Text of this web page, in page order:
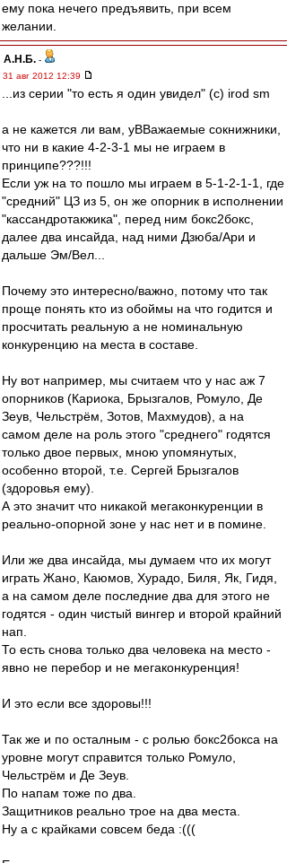
ему пока нечего предъявить, при всем
желании.
А.Н.Б. -
31 авг 2012 12:39
...из серии "то есть я один увидел" (с) irod sm
а не кажется ли вам, уВВажаемые сокнижники,
что ни в какие 4-2-3-1 мы не играем в
принципе???!!!
Если уж на то пошло мы играем в 5-1-2-1-1, где
"средний" ЦЗ из 5, он же опорник в исполнении
"кассандротакжика", перед ним бокс2бокс,
далее два инсайда, над ними Дзюба/Ари и
дальше Эм/Вел...
Почему это интересно/важно, потому что так
проще понять кто из обоймы на что годится и
просчитать реальную а не номинальную
конкуренцию на места в составе.
Ну вот например, мы считаем что у нас аж 7
опорников (Кариока, Брызгалов, Ромуло, Де
Зеув, Чельстрём, Зотов, Махмудов), а на
самом деле на роль этого "среднего" годятся
только двое первых, мною упомянутых,
особенно второй, т.е. Сергей Брызгалов
(здоровья ему).
А это значит что никакой мегаконкуренции в
реально-опорной зоне у нас нет и в помине.
Или же два инсайда, мы думаем что их могут
играть Жано, Каюмов, Хурадо, Биля, Як, Гидя,
а на самом деле последние два для этого не
годятся - один чистый вингер и второй крайний
нап.
То есть снова только два человека на место -
явно не перебор и не мегаконкуренция!
И это если все здоровы!!!
Так же и по осталным - с ролью бокс2бокса на
уровне могут справится только Ромуло,
Чельстрём и Де Зеув.
По напам тоже по два.
Защитников реально трое на два места.
Ну а с крайками совсем беда :(((